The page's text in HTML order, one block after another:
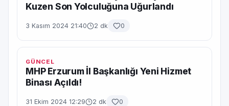
Kuzen Son Yolculuğuna Uğurlandı
3 Kasım 2024 21:40 2 dk 0
GÜNCEL
MHP Erzurum İl Başkanlığı Yeni Hizmet
Binası Açıldı!
31 Ekim 2024 12:29 2 dk 0